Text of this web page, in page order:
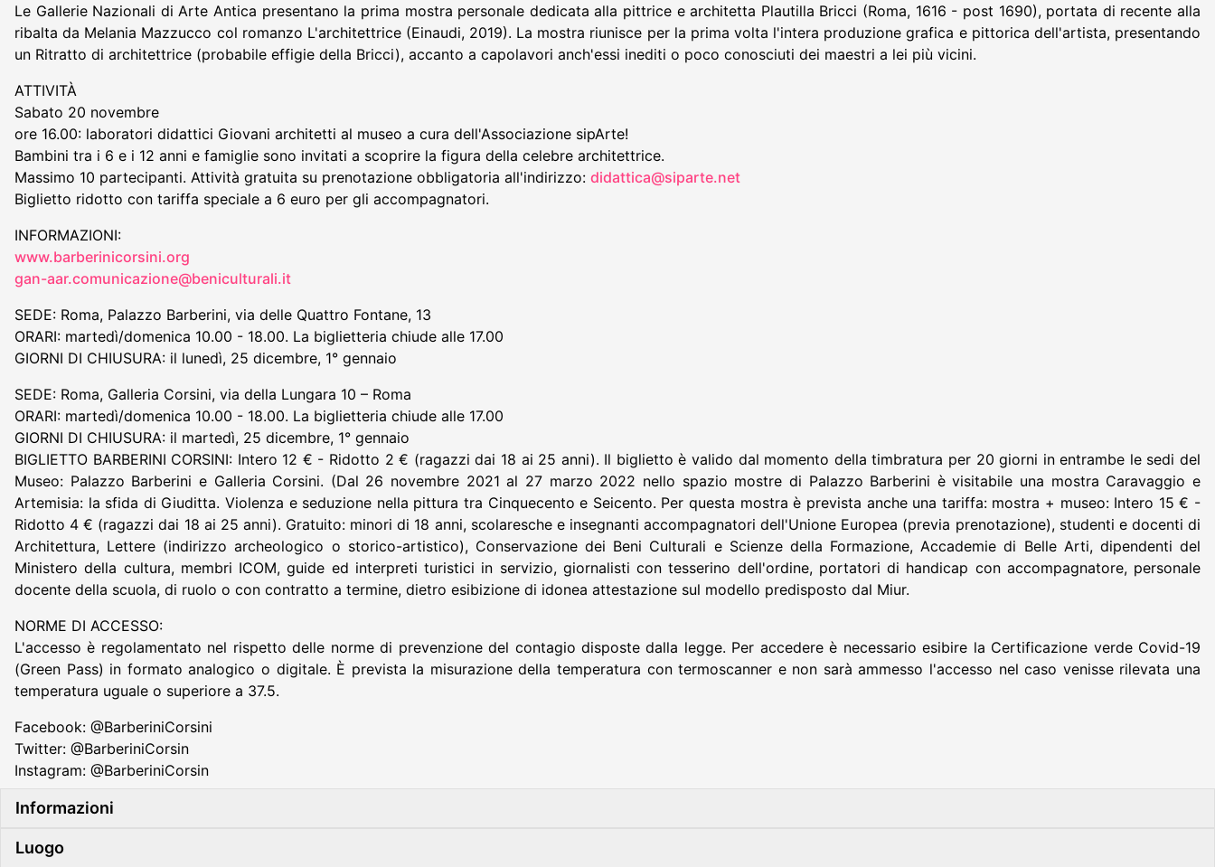
Le Gallerie Nazionali di Arte Antica presentano la prima mostra personale dedicata alla pittrice e architetta Plautilla Bricci (Roma, 1616 - post 1690), portata di recente alla
ribalta da Melania Mazzucco col romanzo L'architettrice (Einaudi, 2019). La mostra riunisce per la prima volta l'intera produzione grafica e pittorica dell'artista, presentando
un Ritratto di architettrice (probabile effigie della Bricci), accanto a capolavori anch'essi inediti o poco conosciuti dei maestri a lei più vicini.
ATTIVITÀ
Sabato 20 novembre
ore 16.00: laboratori didattici Giovani architetti al museo a cura dell'Associazione sipArte!
Bambini tra i 6 e i 12 anni e famiglie sono invitati a scoprire la figura della celebre architettrice.
Massimo 10 partecipanti. Attività gratuita su prenotazione obbligatoria all'indirizzo: didattica@siparte.net
Biglietto ridotto con tariffa speciale a 6 euro per gli accompagnatori.
INFORMAZIONI:
www.barberinicorsini.org
gan-aar.comunicazione@beniculturali.it
SEDE: Roma, Palazzo Barberini, via delle Quattro Fontane, 13
ORARI: martedì/domenica 10.00 - 18.00. La biglietteria chiude alle 17.00
GIORNI DI CHIUSURA: il lunedì, 25 dicembre, 1° gennaio
SEDE: Roma, Galleria Corsini, via della Lungara 10 – Roma
ORARI: martedì/domenica 10.00 - 18.00. La biglietteria chiude alle 17.00
GIORNI DI CHIUSURA: il martedì, 25 dicembre, 1° gennaio
BIGLIETTO BARBERINI CORSINI: Intero 12 € - Ridotto 2 € (ragazzi dai 18 ai 25 anni). Il biglietto è valido dal momento della timbratura per 20 giorni in entrambe le sedi del
Museo: Palazzo Barberini e Galleria Corsini. (Dal 26 novembre 2021 al 27 marzo 2022 nello spazio mostre di Palazzo Barberini è visitabile una mostra Caravaggio e
Artemisia: la sfida di Giuditta. Violenza e seduzione nella pittura tra Cinquecento e Seicento. Per questa mostra è prevista anche una tariffa: mostra + museo: Intero 15 € -
Ridotto 4 € (ragazzi dai 18 ai 25 anni). Gratuito: minori di 18 anni, scolaresche e insegnanti accompagnatori dell'Unione Europea (previa prenotazione), studenti e docenti di
Architettura, Lettere (indirizzo archeologico o storico-artistico), Conservazione dei Beni Culturali e Scienze della Formazione, Accademie di Belle Arti, dipendenti del
Ministero della cultura, membri ICOM, guide ed interpreti turistici in servizio, giornalisti con tesserino dell'ordine, portatori di handicap con accompagnatore, personale
docente della scuola, di ruolo o con contratto a termine, dietro esibizione di idonea attestazione sul modello predisposto dal Miur.
NORME DI ACCESSO:
L'accesso è regolamentato nel rispetto delle norme di prevenzione del contagio disposte dalla legge. Per accedere è necessario esibire la Certificazione verde Covid-19
(Green Pass) in formato analogico o digitale. È prevista la misurazione della temperatura con termoscanner e non sarà ammesso l'accesso nel caso venisse rilevata una
temperatura uguale o superiore a 37.5.
Facebook: @BarberiniCorsini
Twitter: @BarberiniCorsin
Instagram: @BarberiniCorsin
Informazioni
Luogo